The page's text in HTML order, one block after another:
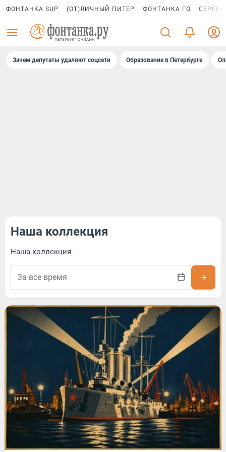
ФОНТАНКА SUP (ОТ)ЛИЧНЫЙ ПИТЕР ФОНТАНКА ГО
Зачем депутаты удаляют соцсети Образование в Петербурге
Наша коллекция
Наша коллекция